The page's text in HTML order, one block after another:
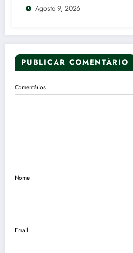
Agosto 9, 2026
PUBLICAR COMENTÁRIO
Comentários
Nome
Email